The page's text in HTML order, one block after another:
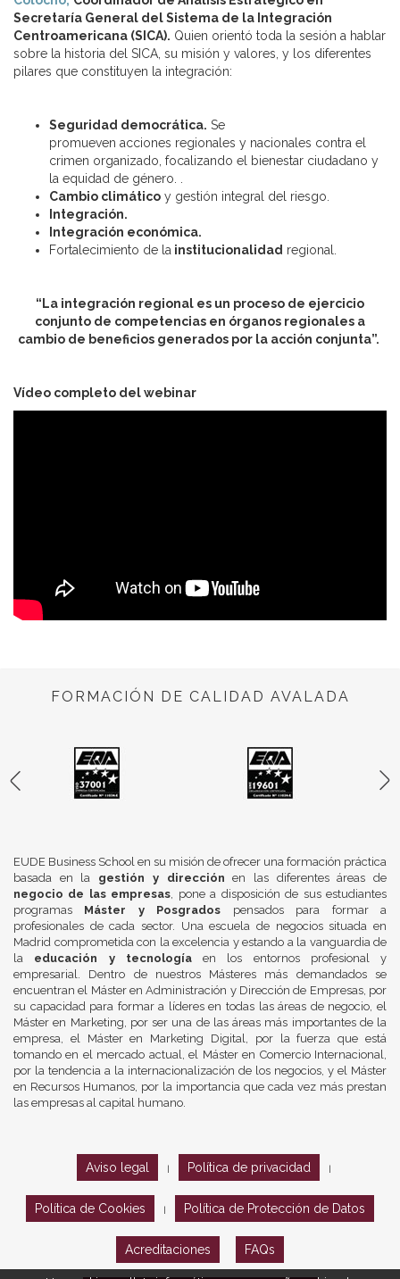
Secretaría General del Sistema de la Integración
Centroamericana (SICA). Quien orientó toda la sesión a hablar
sobre la historia del SICA, su misión y valores, y los diferentes
pilares que constituyen la integración:
Seguridad democrática. Se
promueven acciones regionales y nacionales contra el
crimen organizado, focalizando el bienestar ciudadano y
la equidad de género. .
Cambio climático y gestión integral del riesgo.
Integración.
Integración económica.
Fortalecimiento de la institucionalidad regional.
“La integración regional es un proceso de ejercicio
conjunto de competencias en órganos regionales a
cambio de beneficios generados por la acción conjunta”.
Vídeo completo del webinar
FORMACIÓN DE CALIDAD AVALADA
EUDE Business School en su misión de ofrecer una formación práctica
basada en la gestión y dirección en las diferentes áreas de
negocio de las empresas, pone a disposición de sus estudiantes
programas Máster y Posgrados pensados para formar a
profesionales de cada sector. Una escuela de negocios situada en
Madrid comprometida con la excelencia y estando a la vanguardia de
la educación y tecnologíaen los entornos profesional y
empresarial. Dentro de nuestros Másteres más demandados se
encuentran el Máster en Administración y Dirección de Empresas, por
su capacidad para formar a líderes en todas las áreas de negocio, el
Máster en Marketing, por ser una de las áreas más importantes de la
empresa, el Máster en Marketing Digital, por la fuerza que está
tomando en el mercado actual, el Máster en Comercio Internacional,
por la tendencia a la internacionalización de los negocios, y el Máster
en Recursos Humanos, por la importancia que cada vez más prestan
las empresas al capital humano.
Aviso legal Política de privacidad
Política de Cookies Política de Protección de Datos
Acreditaciones FAQs